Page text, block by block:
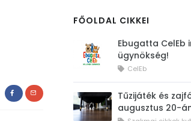
FŐOLDAL CIKKEI
Ebugatta CelEb
ügynökség!
CelEb
Tűzijáték és
augusztus 20-